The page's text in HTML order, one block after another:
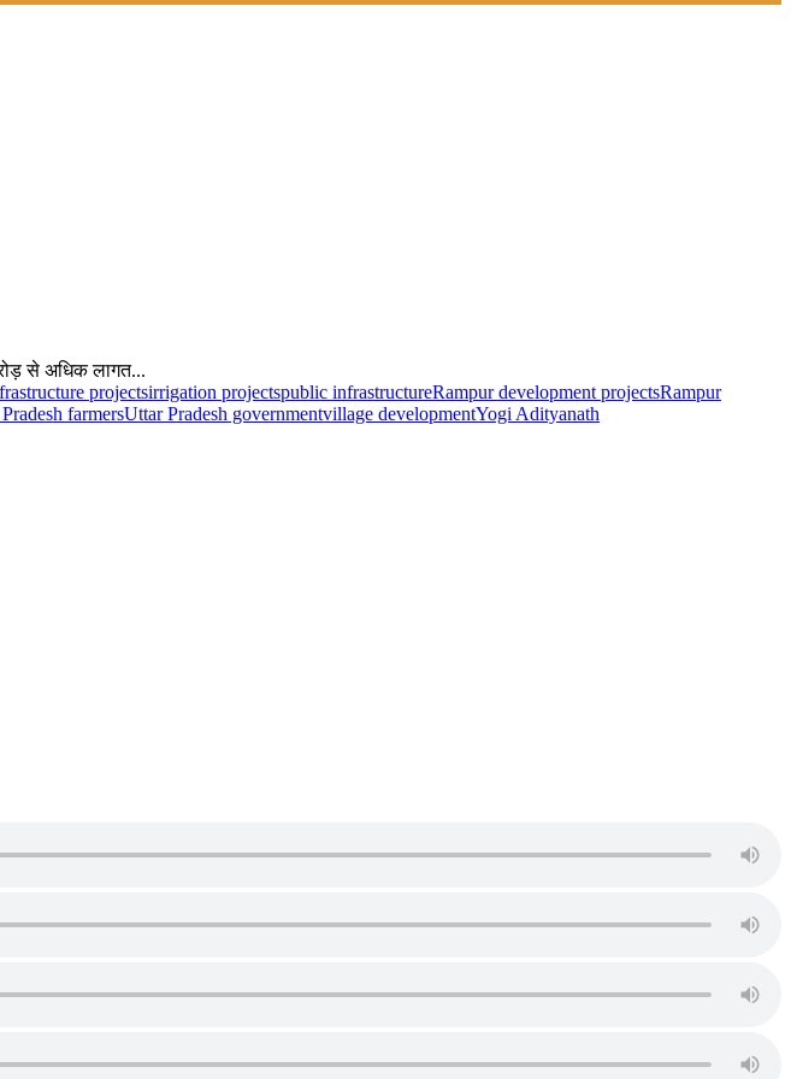
से अधिक लागत...
projectsirrigation projectspublic infrastructureRampur development projectsRampur
farmersUttar Pradesh governmentvillage developmentYogi Adityanath